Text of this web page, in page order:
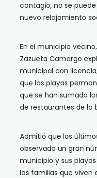
contagio, no se
nuevo relajamiento
En el municipio
Zazueta Camargo
municipal con
que las playas
que se han sumado
de restaurantes de la
Admitió que los
observado un gran
municipio y sus
las familias que viven